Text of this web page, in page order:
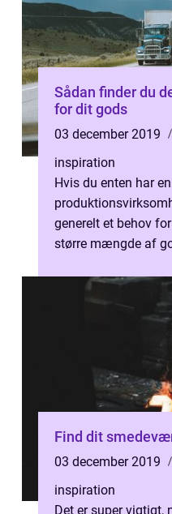
Sådan finder du
for dit gods
03 december 2019
inspiration
Hvis du enten har en
generelt et behov
større mængde af
Find dit
03 december 2019
inspiration
Det er super vigtigt,